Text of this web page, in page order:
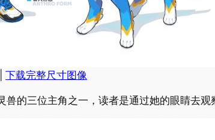
下载完整尺寸图像
的三位主角之一，读者是通过她的眼睛去观